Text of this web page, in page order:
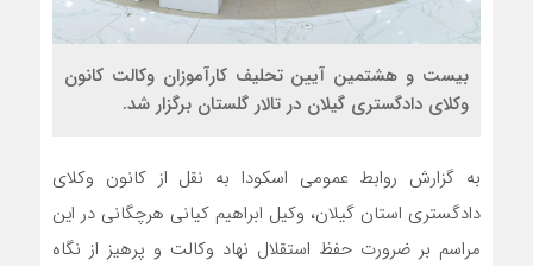
بیست و هشتمین آیین تحلیف کارآموزان وکالت کانون
وکلای دادگستری گیلان در تالار گلستان برگزار شد.
به گزارش‌ روابط عمومی اسکودا به نقل از کانون وکلای
دادگستری استان گیلان، وکیل ابراهیم کیانی هرچگانی در این
مراسم بر ضرورت حفظ استقلال نهاد وکالت و پرهیز از نگاه